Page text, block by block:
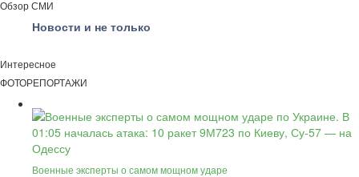
Обзор СМИ
Новости и не только
Интересное
ФОТОРЕПОРТАЖИ
Военные эксперты о самом мощном ударе